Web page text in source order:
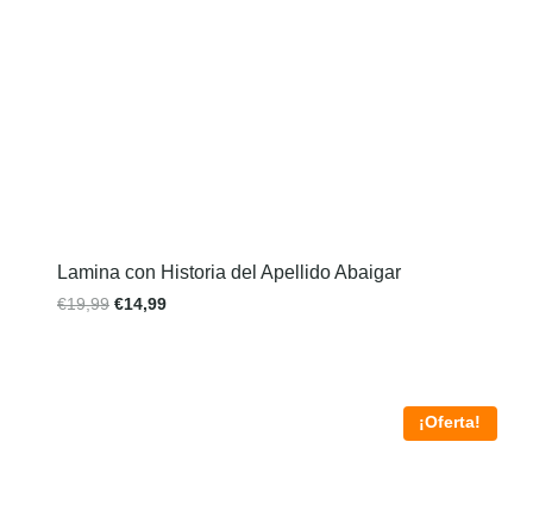
Lamina con Historia del Apellido Abaigar
€19,99 €14,99
¡Oferta!